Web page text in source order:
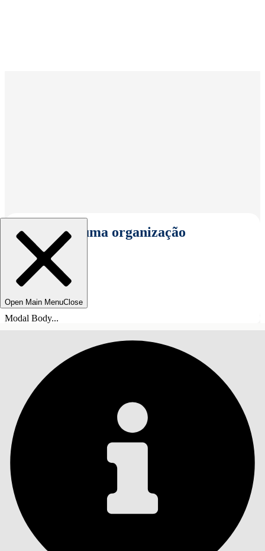
Selecionar uma organização
Open Main MenuClose
Modal Body...
ÍNDICE
Pesquisar